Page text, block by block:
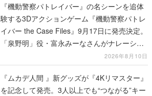
『機動警察パトレイバー』の名シーンを追体
験する3Dアクションゲーム『機動警察パトレ
イバー the Case Files』9月17日に発売決定。
「泉野明」役・富永みーなさんがナレーショ
2026年8月10日
『ムカデ人間 』新グッズが『4Kリマスター』
を記念して発売。3人以上でも“つながる”キー